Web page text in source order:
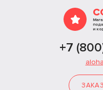
и
+7